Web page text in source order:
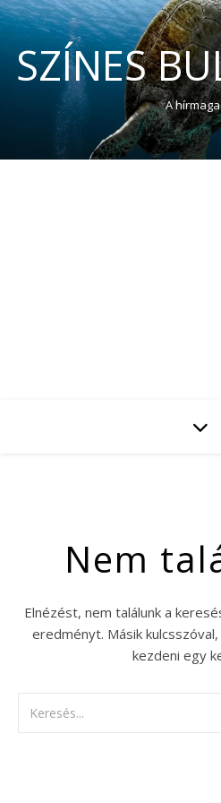
SZÍNES
A
Nem
Elnézést, nem találunk a
eredményt. Másik
kezdeni egy